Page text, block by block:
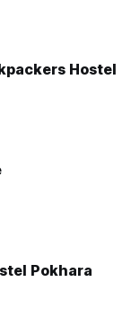
Hostel
Pokhara